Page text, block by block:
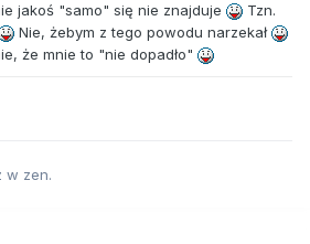
jakoś "samo" się nie znajduje
Tzn.
Nie, żebym z tego powodu narzekał
że mnie to "nie dopadło"
w zen.